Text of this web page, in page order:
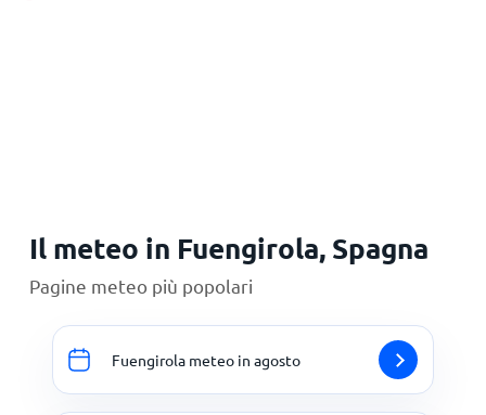
Il meteo in Fuengirola, Spagna
Pagine meteo più popolari
Fuengirola meteo in agosto